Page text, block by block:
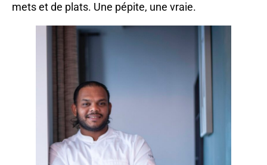
mets et de plats. Une pépite, une vraie.